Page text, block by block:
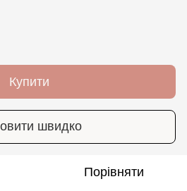
Купити
швидко
Порівняти